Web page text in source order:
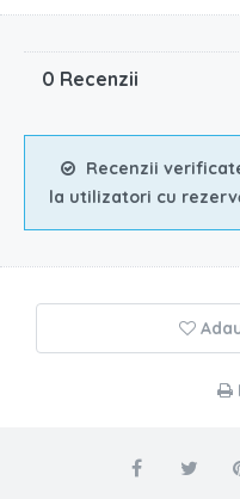
0 Recenzii
Recenzii
la utilizatori cu